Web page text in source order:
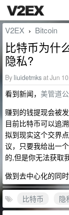
V2EX › Bitcoin
比特币为什
隐私?
By liuidetmksat Jun
看到新闻， 美管道
赚到的钱提现会被
目前比特币可以追
拟到现实这个交界
议，只要我给出一
的,但是你无法获取
做到去中心化的同时
比特币 隐